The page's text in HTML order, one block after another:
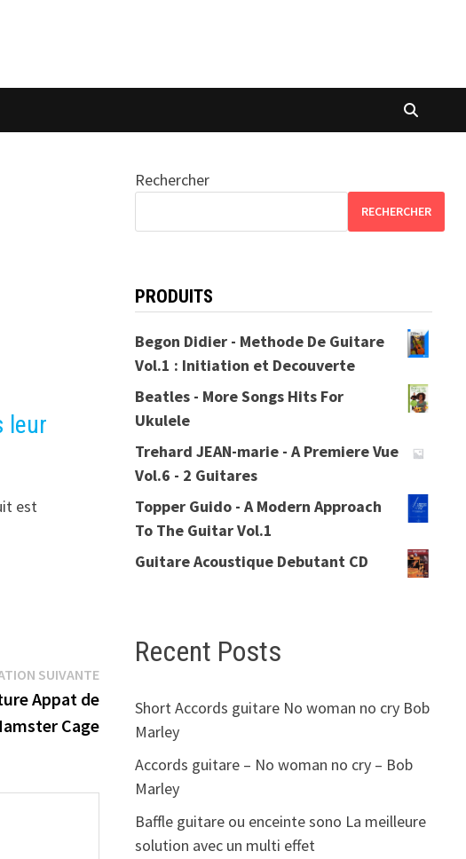
leur
est
SUIVANTEPublication
suivante :
Appat de
Cage
Rechercher
RECHERCHER
PRODUITS
Begon Didier - Methode De Guitare
Vol.1 : Initiation et Decouverte
Beatles - More Songs Hits For
Ukulele
Trehard JEAN-marie - A Premiere Vue
Vol.6 - 2 Guitares
Topper Guido - A Modern Approach
To The Guitar Vol.1
Guitare Acoustique Debutant CD
Recent Posts
Short Accords guitare No woman no cry Bob
Marley
Accords guitare – No woman no cry – Bob
Marley
Baffle guitare ou enceinte sono La meilleure
solution avec un multi effet